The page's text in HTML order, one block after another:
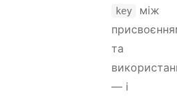
key
між
та
— і